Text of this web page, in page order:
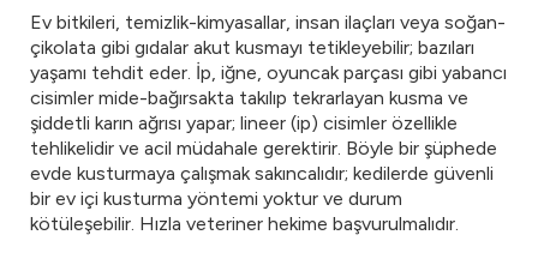
Ev bitkileri, temizlik-kimyasallar, insan ilaçları veya soğan-
çikolata gibi gıdalar akut kusmayı tetikleyebilir; bazıları
yaşamı tehdit eder. İp, iğne, oyuncak parçası gibi yabancı
cisimler mide-bağırsakta takılıp tekrarlayan kusma ve
şiddetli karın ağrısı yapar; lineer (ip) cisimler özellikle
tehlikelidir ve acil müdahale gerektirir. Böyle bir şüphede
evde kusturmaya çalışmak sakıncalıdır; kedilerde güvenli
bir ev içi kusturma yöntemi yoktur ve durum
kötüleşebilir. Hızla veteriner hekime başvurulmalıdır.